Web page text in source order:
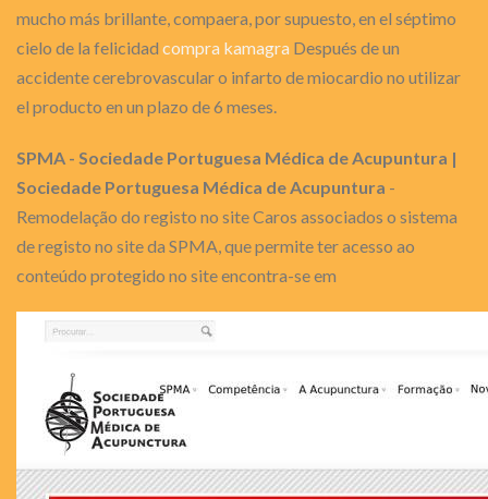
mucho más brillante, compaera, por supuesto, en el séptimo
cielo de la felicidad compra kamagra Después de un
accidente cerebrovascular o infarto de miocardio no utilizar
el producto en un plazo de 6 meses.
SPMA - Sociedade Portuguesa Médica de Acupuntura |
Sociedade Portuguesa Médica de Acupuntura -
Remodelação do registo no site Caros associados o sistema
de registo no site da SPMA, que permite ter acesso ao
conteúdo protegido no site encontra-se em